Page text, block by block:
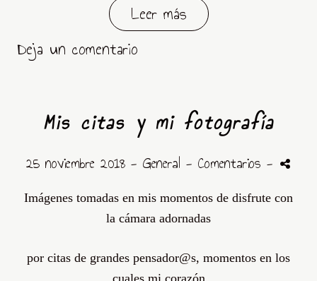
Leer más
Deja un comentario
Mis citas y mi fotografía
25 noviembre 2018 - General - Comentarios -
Imágenes tomadas en mis momentos de disfrute con
la cámara adornadas
por citas de grandes pensador@s, momentos en los